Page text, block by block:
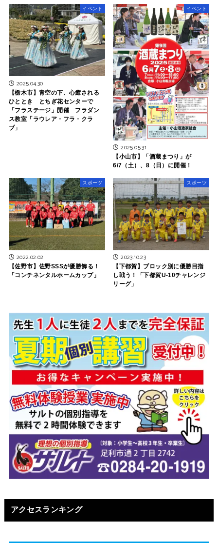
イベント
2025.04.30
【栃木市】青空の下、心癒される
ひととき とちぎ花センターで
「フラステージ」開催 フラダン
ス教室「ラウレア・フラ・クラ
ブ」
イベント
2025.05.31
【小山市】「酒蔵まつり」が
6/7（土）、8（日）に開催！
スポーツ
2022.02.02
【佐野市】佐野SSSが優勝飾る！
「コンチネンタルホームカップ」
スポーツ
2023.10.23
【下都賀】ブロック別に優勝目指
し戦う！「下都賀U-10チャレンジ
リーグ」
アクセスランキング